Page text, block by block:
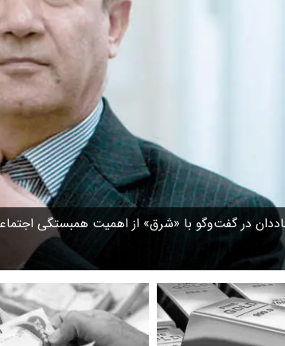
در گفت‌وگو با «شرق» از اهمیت همبستگی